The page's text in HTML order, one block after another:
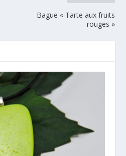
Bague « Tarte aux fruits
rouges »